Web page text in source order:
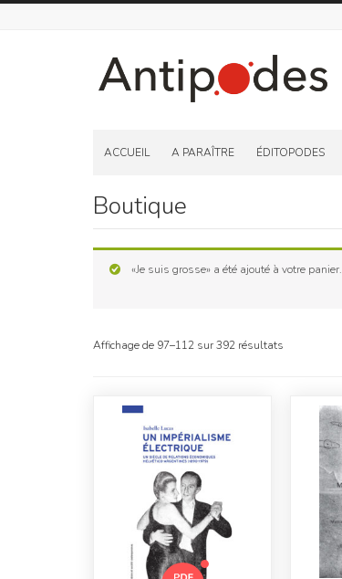
ACCUEIL A PARAÎTRE ÉDITOPODES
Boutique
«Je suis grosse» a été ajouté à votre panier.
Affichage de 97–112 sur 392 résultats